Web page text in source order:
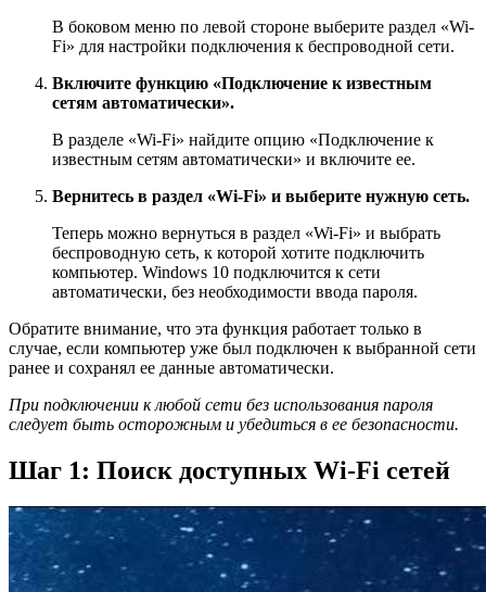
В боковом меню по левой стороне выберите раздел «Wi-
Fi» для настройки подключения к беспроводной сети.
Включите функцию «Подключение к известным
сетям автоматически».
В разделе «Wi-Fi» найдите опцию «Подключение к
известным сетям автоматически» и включите ее.
Вернитесь в раздел «Wi-Fi» и выберите нужную сеть.
Теперь можно вернуться в раздел «Wi-Fi» и выбрать
беспроводную сеть, к которой хотите подключить
компьютер. Windows 10 подключится к сети
автоматически, без необходимости ввода пароля.
Обратите внимание, что эта функция работает только в
случае, если компьютер уже был подключен к выбранной сети
ранее и сохранял ее данные автоматически.
При подключении к любой сети без использования пароля
следует быть осторожным и убедиться в ее безопасности.
Шаг 1: Поиск доступных Wi-Fi сетей